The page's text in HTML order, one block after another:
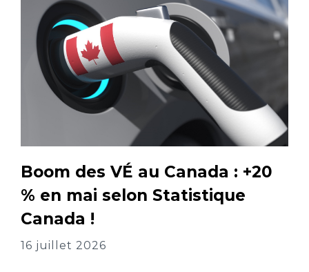
Boom des VÉ au Canada : +20
% en mai selon Statistique
Canada !
16 juillet 2026